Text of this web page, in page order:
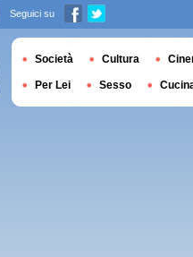
Seguici su
Società Cultura
Per Lei Sesso